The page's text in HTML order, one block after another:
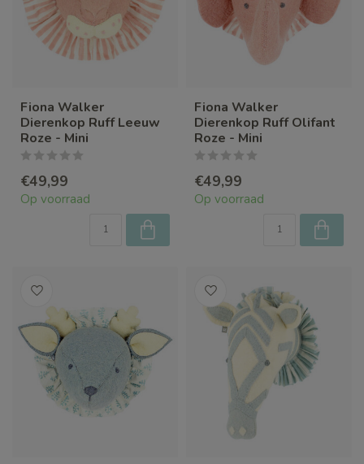
Fiona Walker
Dierenkop Ruff Leeuw
Roze - Mini
€49,99
Op voorraad
Fiona Walker
Dierenkop Ruff Olifant
Roze - Mini
€49,99
Op voorraad